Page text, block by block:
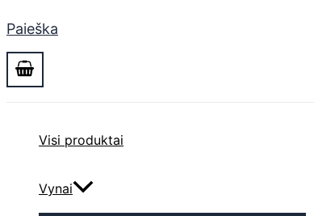
Paieška
Visi produktai
Vynai